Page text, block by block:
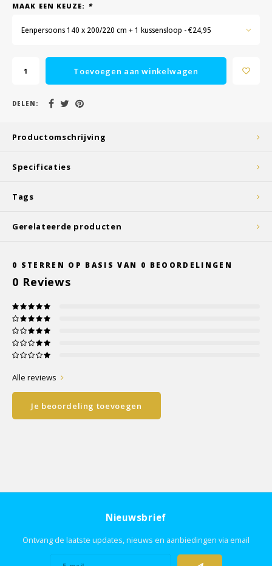
MAAK EEN KEUZE: *
Eenpersoons 140 x 200/220 cm + 1 kussensloop - €24,95
Toevoegen aan winkelwagen
DELEN:
Productomschrijving
Specificaties
Tags
Gerelateerde producten
0 STERREN OP BASIS VAN 0 BEOORDELINGEN
0 Reviews
Alle reviews
Je beoordeling toevoegen
Nieuwsbrief
Ontvang de laatste updates, nieuws en aanbiedingen via email